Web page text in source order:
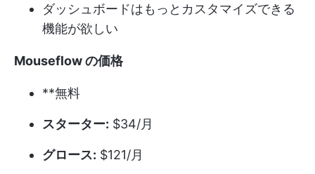
ダッシュボードはもっとカスタマイズできる
機能が欲しい
Mouseflow の価格
**無料
スターター: $34/月
グロース: $121/月